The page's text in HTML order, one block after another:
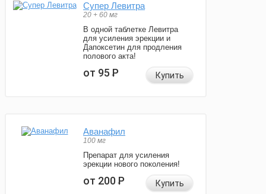
Супер Левитра
20 + 60 мг
В одной таблетке Левитра
для усиления эрекции и
Дапоксетин для продления
полового акта!
от 95Р Купить
Аванафил
100 мг
Препарат для усиления
эрекции нового поколения!
от 200Р Купить